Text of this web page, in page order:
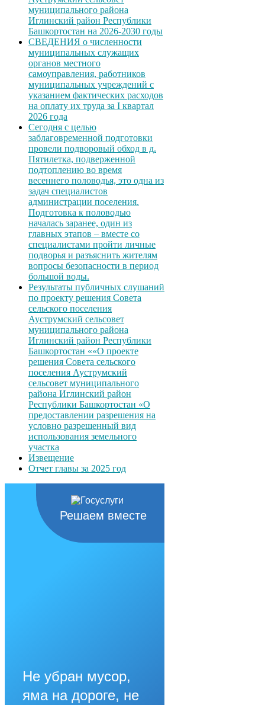
муниципального района
Иглинский район Республики
Башкортостан на 2026-2030 годы
СВЕДЕНИЯ о численности
муниципальных служащих
органов местного
самоуправления, работников
муниципальных учреждений с
указанием фактических расходов
на оплату их труда за I квартал
2026 года
Сегодня с целью
заблаговременной подготовки
провели подворовый обход в д.
Пятилетка, подверженной
подтоплению во время
весеннего половодья, это одна из
задач специалистов
администрации поселения.
Подготовка к половодью
началась заранее, один из
главных этапов – вместе со
специалистами пройти личные
подворья и разъяснить жителям
вопросы безопасности в период
большой воды.
Результаты публичных слушаний
по проекту решения Совета
сельского поселения
Ауструмский сельсовет
муниципального района
Иглинский район Республики
Башкортостан ««О проекте
решения Совета сельского
поселения Ауструмский
сельсовет муниципального
района Иглинский район
Республики Башкортостан «О
предоставлении разрешения на
условно разрешенный вид
использования земельного
участка
Извещение
Отчет главы за 2025 год
Решаем вместе
Не убран мусор,
яма на дороге, не